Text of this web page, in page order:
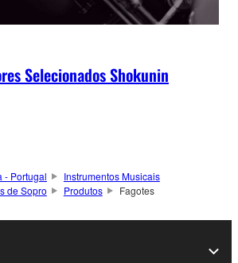
Selecionados Shokunin
- Portugal
Instrumentos Musicais
de Sopro
Produtos Fagotes